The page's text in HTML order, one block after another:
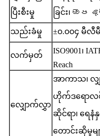
ပြီးစီးမှု ခြင်း၊ ඔප
သည်းခံမှု ±၀.၀၀၄ မီလီ
လက်မှတ်
ISO9001၊
Reach
လျှောက်လွှာ
အာကာသ၊ လျှ
ဟိုက်ဒရောလ
ဆိုင်ရာ၊ ရေနံ
တောင်းဆိုမှုမျ